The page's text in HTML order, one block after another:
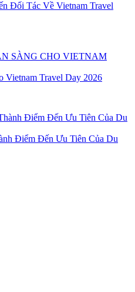
Đối Tác Về Vietnam Travel
Vietnam Travel Day 2026
Điểm Đến Ưu Tiên Của Du